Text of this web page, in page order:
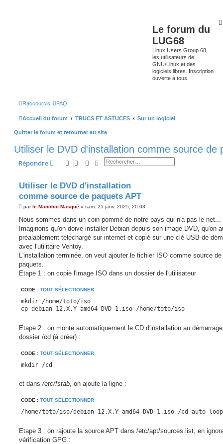
Le forum du
LUG68
Linux Users Group 68,
les utilisateurs de
GNU/Linux et des
logiciels libres. Inscription
ouverte à tous.
Raccourcis FAQ
Accueil du forum TRUCS ET ASTUCES Sur un logiciel
Quitter le forum et retourner au site
Utiliser le DVD d'installation comme source de
Répondre Rechercher
Recherche avancée
Utiliser le DVD d'installation
comme source de paquets APT
M
s
a
g
parle Manchot Masqué » sam. 25 janv. 2025, 20:03
Nous sommes dans un coin pommé de notre pays qui n'a pas le net...
Imaginons qu'on doive installer Debian depuis son image DVD, qu'on
préalablement téléchargé sur internet et copié sur une clé USB de
avec l'utilitaire Ventoy.
L'installation terminée, on veut ajouter le fichier ISO comme source de
paquets.
Etape 1 : on copie l'image ISO dans un dossier de l'utilisateur
CODE : TOUT SÉLECTIONNER
mkdir /home/toto/iso
cp debian-12.X.Y-amd64-DVD-1.iso /home/toto/iso
Etape 2 : on monte automatiquement le CD d'installation au
dossier /cd (à créer) :
CODE : TOUT SÉLECTIONNER
mkdir /cd
et dans/etc/fstab, on ajoute la ligne :
CODE : TOUT SÉLECTIONNER
/home/toto/iso/debian-12.X.Y-amd64-DVD-1.iso /cd auto
Etape 3 : on rajoute la source APT dans /etc/apt/sources.list, en
vérification GPG :